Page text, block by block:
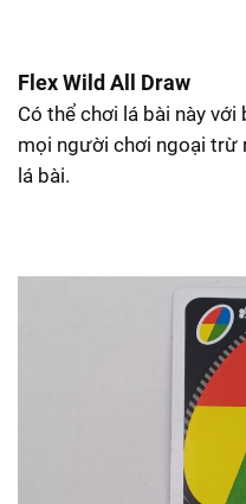
Flex Wild All Draw
Có thể chơi lá bài này
mọi người chơi ngoại trừ
lá bài.